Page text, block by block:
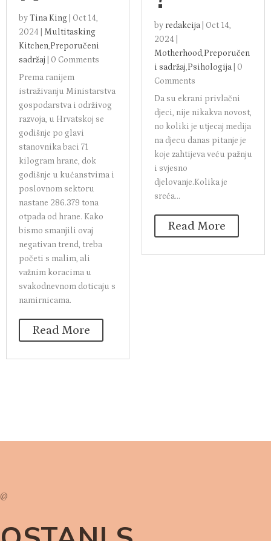
PREVIOUS
NOVI
RUČA
K
byTina King| Oct 14,
2024 |Multitasking
Kitchen, Preporučeni
sadržaj|0 Comments
Prema ranijem
istraživanju Ministarstva
gospodarstva i održivog
razvoja, u Hrvatskoj se
godišnje po glavi
stanovnika baci 71
kilogram hrane, dok
godišnje u kućanstvima i
poslovnom sektoru
nastane 286.379 tona
otpada od hrane. Kako
bismo smanjili ovaj
negativan trend, treba
važnim koracima u
ŠNJU
DJECU
?
by redakcija |Oct 14,
2024|
Motherhood,Preporučen
i sadržaj,Psihologija|0
Comments
Da su ekrani privlačni
djeci, nije nikakva novost,
no koliki je utjecaj medija
na djecu danas pitanje je
i svjesno